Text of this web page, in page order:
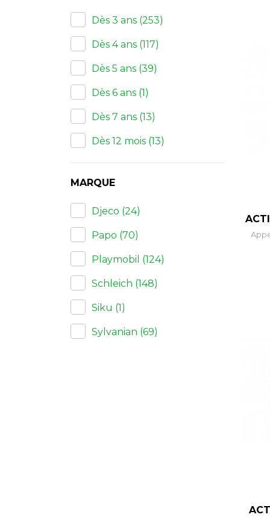
Dès 3 ans (253)
Dès 4 ans (117)
Dès 5 ans (39)
Dès 6 ans (1)
Dès 7 ans (13)
Dès 12 mois (13)
MARQUE
Djeco (24)
Papo (70)
Playmobil (124)
Schleich (148)
Siku (1)
Sylvanian (69)